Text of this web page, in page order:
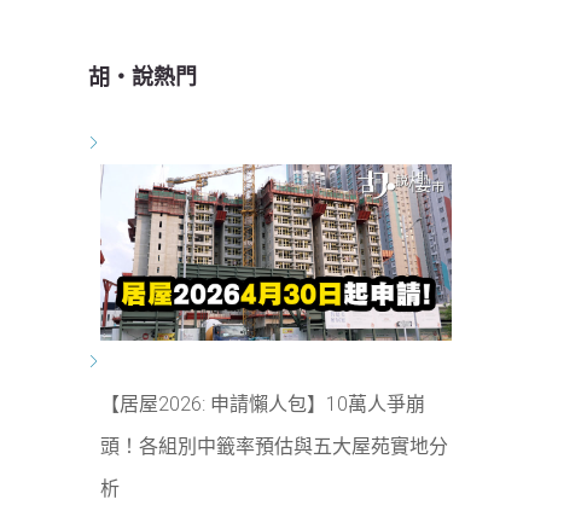
胡‧說熱門
【居屋2026: 申請懶人包】10萬人爭崩
頭！各組別中籤率預估與五大屋苑實地分
析